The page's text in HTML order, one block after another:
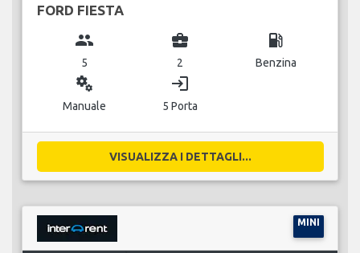
FORD FIESTA
group
5
business_center
2
local_gas_station
Benzina
miscellaneous_services
Manuale
login
5 Porta
VISUALIZZA I DETTAGLI...
MINI